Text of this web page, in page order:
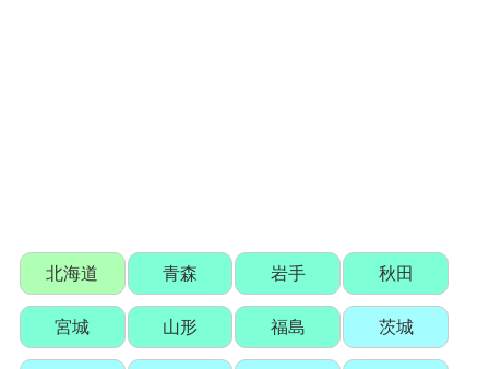
北海道 青森 岩手 秋田
宮城 山形 福島 茨城